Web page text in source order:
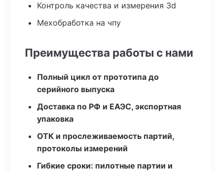
Контроль качества и измерения 3d
Мехобработка на чпу
Преимущества работы с нами
Полный цикл от прототипа до
серийного выпуска
Доставка по РФ и ЕАЭС, экспортная
упаковка
ОТК и прослеживаемость партий,
протоколы измерений
Гибкие сроки: пилотные партии и